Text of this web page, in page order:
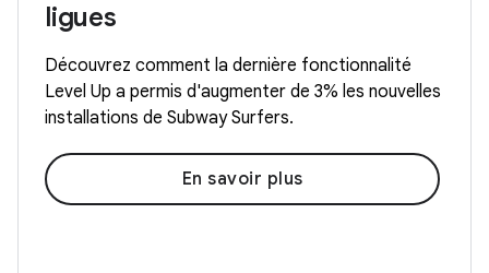
ligues
Découvrez comment la dernière fonctionnalité
Level Up a permis d'augmenter de 3% les nouvelles
installations de Subway Surfers.
En savoir plus